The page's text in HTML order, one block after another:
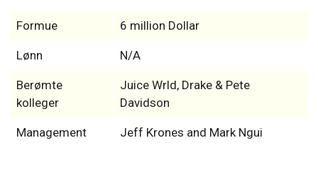
Formue 6 million Dollar
Lønn N/A
Berømte
kolleger
Juice Wrld, Drake & Pete
Davidson
Management Jeff Krones and Mark Ngui